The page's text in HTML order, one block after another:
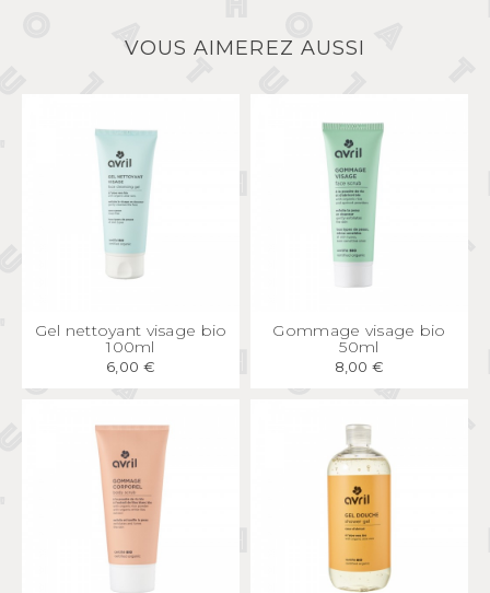
VOUS AIMEREZ AUSSI
APERÇU RAPIDE
Gel nettoyant visage bio
100ml
6,00 €
APERÇU RAPIDE
Gommage visage bio
50ml
8,00 €